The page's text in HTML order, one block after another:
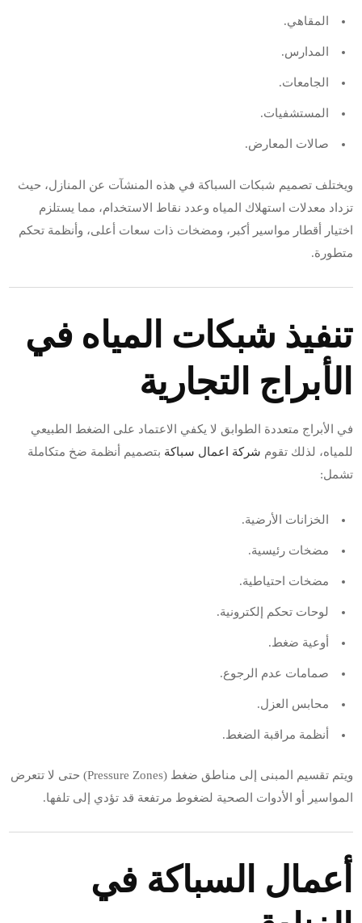
المقاهي.
المدارس.
الجامعات.
المستشفيات.
صالات المعارض.
ويختلف تصميم شبكات السباكة في هذه المنشآت عن المنازل، حيث
تزداد معدلات استهلاك المياه وعدد نقاط الاستخدام، مما يستلزم
اختيار أقطار مواسير أكبر، ومضخات ذات سعات أعلى، وأنظمة تحكم
متطورة.
تنفيذ شبكات المياه في
الأبراج التجارية
في الأبراج متعددة الطوابق لا يكفي الاعتماد على الضغط الطبيعي
للمياه، لذلك تقوم شركة اعمال سباكة بتصميم أنظمة ضخ متكاملة
تشمل:
الخزانات الأرضية.
مضخات رئيسية.
مضخات احتياطية.
لوحات تحكم إلكترونية.
أوعية ضغط.
صمامات عدم الرجوع.
محابس العزل.
أنظمة مراقبة الضغط.
ويتم تقسيم المبنى إلى مناطق ضغط (Pressure Zones) حتى لا تتعرض
المواسير أو الأدوات الصحية لضغوط مرتفعة قد تؤدي إلى تلفها.
أعمال السباكة في